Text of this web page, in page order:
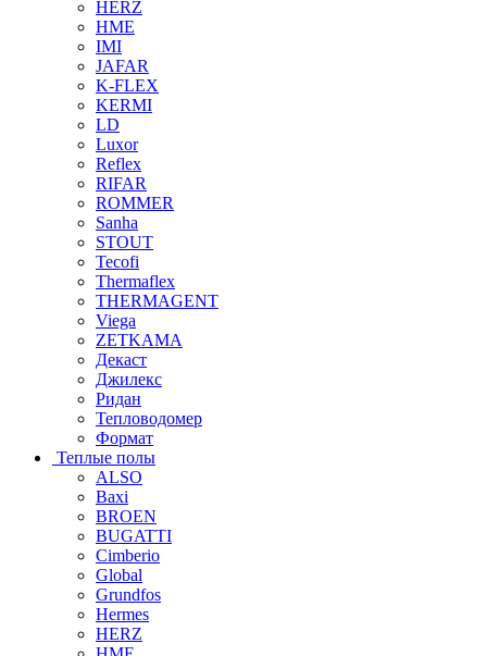
HERZ
HME
IMI
JAFAR
K-FLEX
KERMI
LD
Luxor
Reflex
RIFAR
ROMMER
Sanha
STOUT
Tecofi
Thermaflex
THERMAGENT
Viega
ZETKAMA
Декаст
Джилекс
Ридан
Тепловодомер
Формат
Теплые полы
ALSO
Baxi
BROEN
BUGATTI
Cimberio
Global
Grundfos
Hermes
HERZ